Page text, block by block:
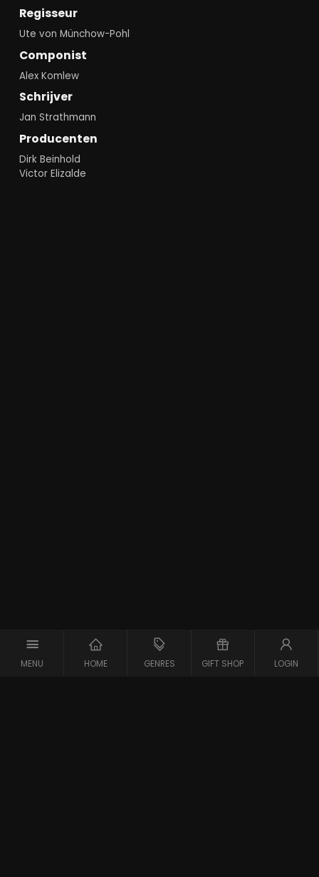
MENU HOME GENRES GIFT SHOP LOGIN
Regisseur
Ute von Münchow-Pohl
Componist
Alex Komlew
Schrijver
Jan Strathmann
Producenten
Dirk Beinhold
Victor Elizalde